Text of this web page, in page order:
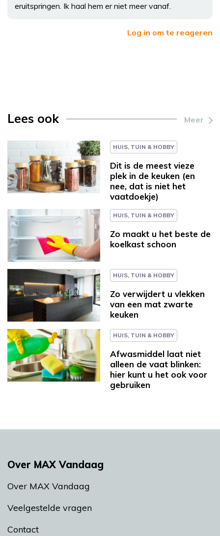
eruitspringen. Ik haal hem er niet meer vanaf.
Log in om te reageren
Lees ook Meer
HUIS, TUIN & HOBBY
Dit is de meest vieze
plek in de keuken (en
nee, dat is niet het
vaatdoekje)
HUIS, TUIN & HOBBY
Zo maakt u het beste de
koelkast schoon
HUIS, TUIN & HOBBY
Zo verwijdert u vlekken
van een mat zwarte
keuken
HUIS, TUIN & HOBBY
Afwasmiddel laat niet
alleen de vaat blinken:
hier kunt u het ook voor
gebruiken
Over MAX Vandaag
Over MAX Vandaag
Veelgestelde vragen
Contact